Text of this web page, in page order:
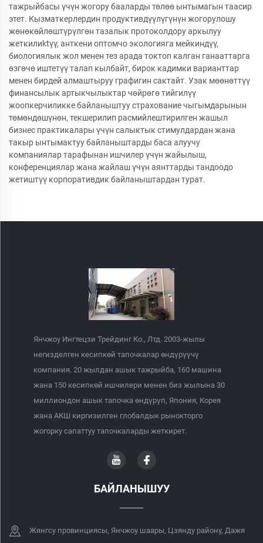
тажрыйбасы үчүн жогору бааларды төлөө ынтымагын таасир
этет. Кызматкерлердин продуктивдүүлүгүнүн жогорулошу
жөнөкөйлөштүрүлгөн тазалык протоколдору аркылуу
жеткилиktүү, анткени оптомчо экологияга мейкиндүү,
биологиялык жол менен тез арада токтоп калган ганааттарга
өзгөчө иштетүү талап кылбайт, бирок кадимки варианттар
менен бирдей алмаштыруу графигин сактайт. Узак мөөнөттүү
финансылык артыкчылыктар чөйрөгө тийгилүү
жоопкерчиликке байланыштуу страхование чыгымдарынын
төмөндөшүнөн, текшерилип расмийлештирилген жашыл
бизнес практикалары үчүн салыктык стимулдардан жана
такыр ынтымактуу байланыштарды баса алуучу
компаниялар тарафынан ишчилер үчүн жайылыш,
конференциялар жана жайлаш үчүн аянттарды тандоодо
жетиштүү корпоративдик байланыштардан турат.
Янчжоу Ингтецзи Трейдинг Ко., Лтд. 2003-жылы
негизделген кесипкөй тапочкалар өндүрүүчү
компания. 20 жылдан ашык тажрыйба, 160 машина
жана 150 кесипкөй ишчилери менен биз жылына 30
миллиондон ашык тапочка өндүрүп, Япония, Корея
жана АКШ киргизилген глобалдык рынокторго
жогорку сапаттуу тапочкаларды жеткирет.
БАЙЛАНЫШУУ
Жянгсу провинциясы, Янчжоу шаары, Цзянду району, Дажя